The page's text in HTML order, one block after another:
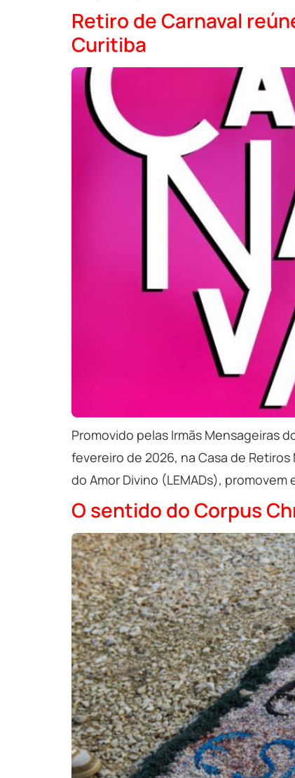
Retiro de Carnaval
Curitiba
Promovido pelas Irmãs Mensageiras
fevereiro de 2026, na Casa de
do Amor Divino (LEMADs),
O sentido do Corpus